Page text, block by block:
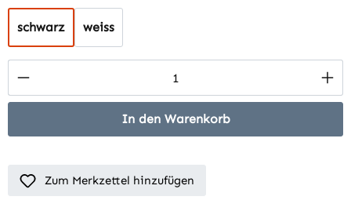
schwarz weiss
Produkt Anzahl: Gib den gewünschten
In den Warenkorb
Zum Merkzettel hinzufügen